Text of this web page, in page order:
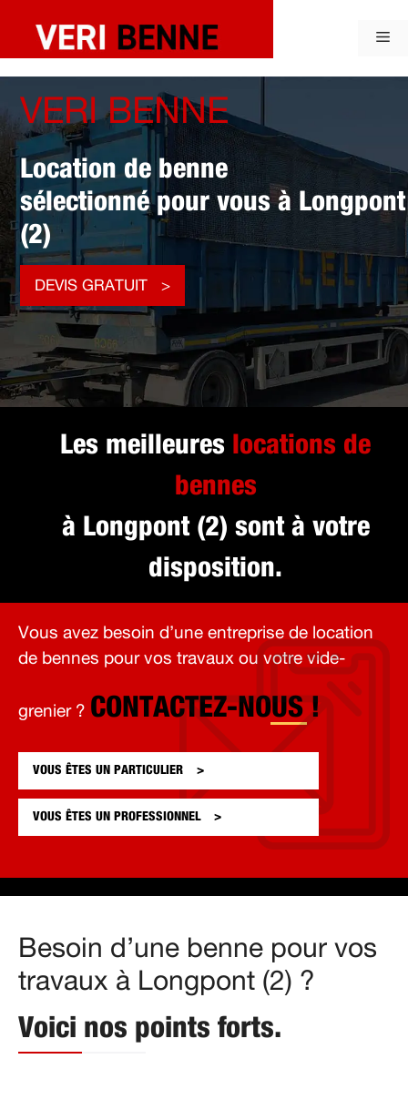
contenu
VERI BENNE
Location de benne
sélectionné pour vous à Longpont
(2)
DEVIS GRATUIT
Les meilleures locations de
bennes
à Longpont (2) sont à votre
disposition.
Vous avez besoin d’une entreprise de location
de bennes pour vos travaux ou votre vide-
grenier ? CONTACTEZ-NOUS !
VOUS ÊTES UN PARTICULIER
VOUS ÊTES UN PROFESSIONNEL
Besoin d’une benne pour vos
travaux à Longpont (2) ?
Voici nos points forts.